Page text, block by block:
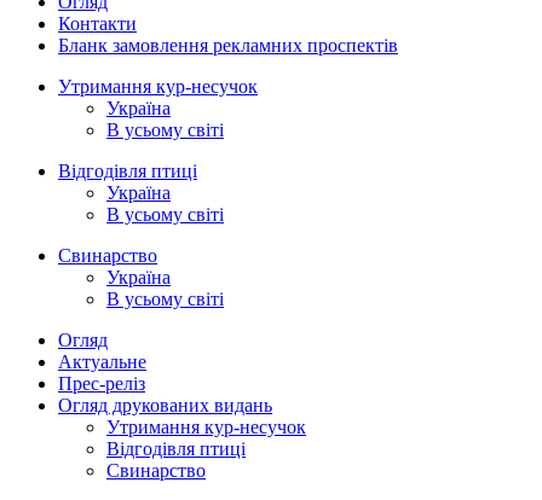
Контакти
Бланк замовлення рекламних проспектів
Утримання кур-несучок
Україна
В усьому світі
Відгодівля птиці
Україна
В усьому світі
Свинарство
Україна
В усьому світі
Огляд
Актуальне
Прес-реліз
Огляд друкованих видань
Утримання кур-несучок
Відгодівля птиці
Свинарство